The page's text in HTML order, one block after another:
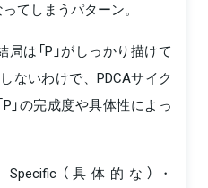
てしまうパターン。
は「P」がしっかり描けて
しないわけで、PDCAサイク
」の完成度や具体性によっ
（具体的な）・